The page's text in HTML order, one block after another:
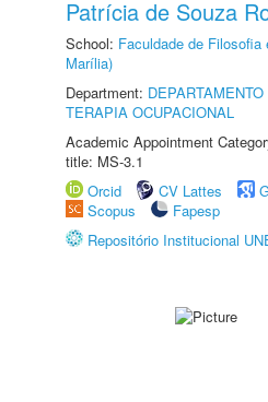
Patrícia de Souza
School: Faculdade de
Marília)
Department:
TERAPIA OCUPACIONAL
Academic Appointment
title: MS-3.1
Orcid
CV Lattes
Scopus
Fapesp
Repositório Institucional